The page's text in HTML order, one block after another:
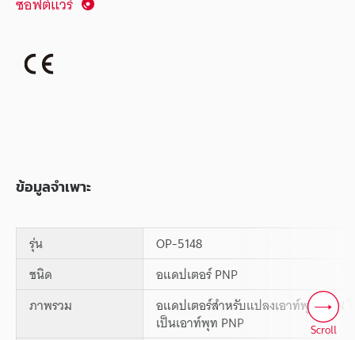
ข้อมูลจำเพาะ
รุ่น
OP-5148
ชนิด
อแดปเตอร์ PNP
ภาพรวม
อแดปเตอร์สำหรับแปลงเอาท์พุท NPN
เป็นเอาท์พุท PNP
Scroll